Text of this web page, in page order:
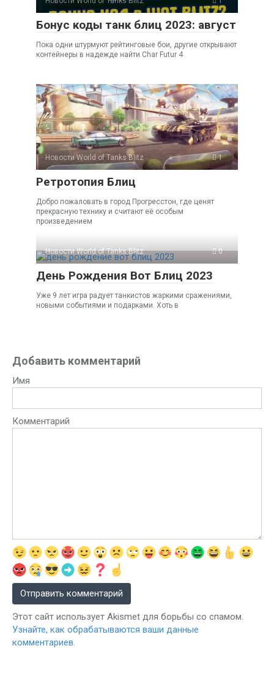
Бонус коды танк блиц 2023: август
Пока одни штурмуют рейтинговые бои, другие открывают
контейнеры в надежде найти Char Futur 4
Новости World of Tanks Blitz 1
Ретротопия Блиц
Добро пожаловать в город Прогресстон, где ценят
прекрасную технику и считают её особым
произведением
Новости World of Tanks Blitz 0
День Рождения Вот Блиц 2023
Уже 9 лет игра радует танкистов жаркими сражениями,
новыми событиями и подарками. Хоть в
Добавить комментарий
Имя
Комментарий
Этот сайт использует Akismet для борьбы со спамом.
Узнайте, как обрабатываются ваши данные
комментариев.